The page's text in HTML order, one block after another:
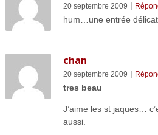
20 septembre 2009 |
hum…une entrée
chan
20 septembre 2009 |
tres beau
J’aime les st jaques…
aussi.